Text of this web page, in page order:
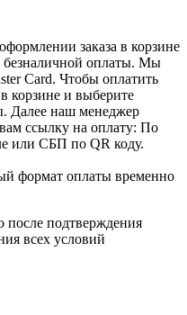
заказа в корзине
безналичной оплаты. Мы
Card. Чтобы оплатить
корзине и выберите
Далее наш менеджер
ссылку на оплату: По
или СБП по QR коду.
формат оплаты временно
после подтверждения
всех условий